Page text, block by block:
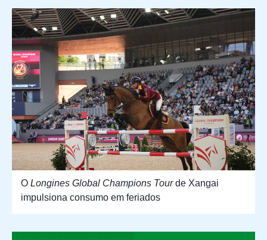
O Longines Global Champions Tourde Xangai
impulsiona consumo em feriados